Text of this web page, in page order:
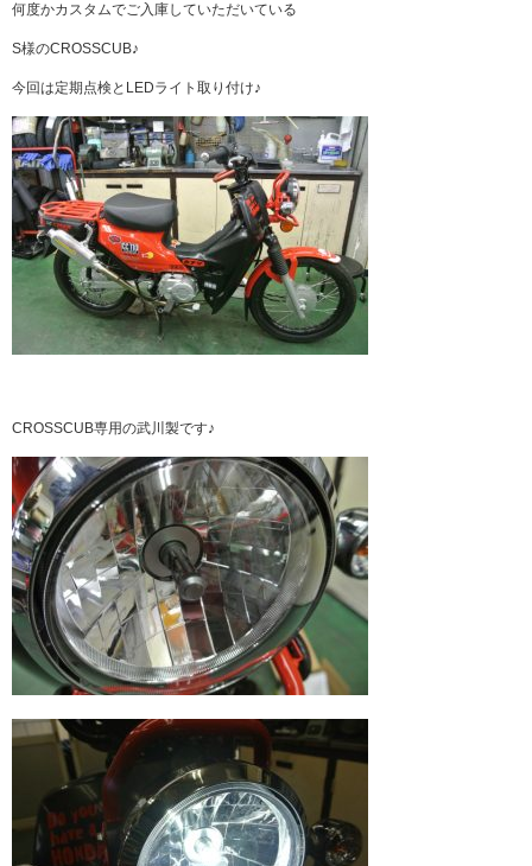
何度かカスタムでご入庫していただいている
S様のCROSSCUB♪
今回は定期点検とLEDライト取り付け♪
CROSSCUB専用の武川製です♪